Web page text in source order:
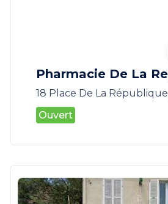
Pharmacie De La
18 Place De La
Ouvert